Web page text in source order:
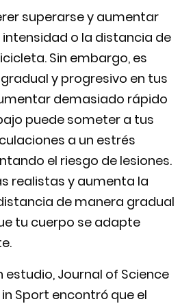
superarse y aumentar
o la distancia de
Sin embargo, es
y progresivo en tus
demasiado rápido
puede someter a tus
a un estrés
el riesgo de lesiones.
realistas y aumenta la
de manera gradual
tu cuerpo se adapte
estudio, Journal of Science
Sport encontró que el